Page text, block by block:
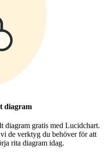
diagram
diagram gratis med Lucidchart.
de verktyg du behöver för att
rita diagram idag.